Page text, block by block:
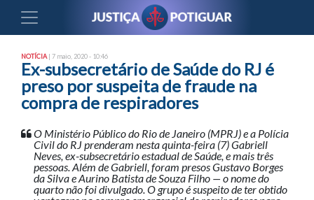
NOTÍCIA | 7 maio, 2020 - 10:46
Ex-subsecretário de Saúde do RJ é
preso por suspeita de fraude na
compra de respiradores
O Ministério Público do Rio de Janeiro (MPRJ) e a Polícia
Civil do RJ prenderam nesta quinta-feira (7) Gabriell
Neves, ex-subsecretário estadual de Saúde, e mais três
pessoas. Além de Gabriell, foram presos Gustavo Borges
da Silva e Aurino Batista de Souza Filho — o nome do
quarto não foi divulgado. O grupo é suspeito de ter obtido